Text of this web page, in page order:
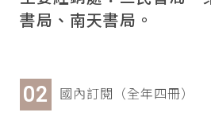
書局、南天書局。
國內訂閱（全年四冊）